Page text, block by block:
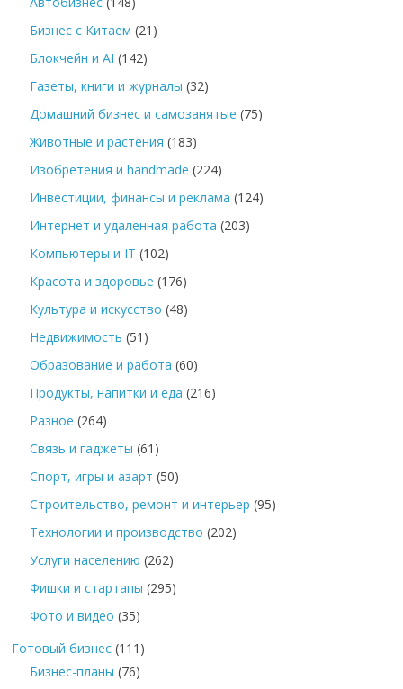
Бизнес с Китаем (21)
Блокчейн и AI (142)
Газеты, книги и журналы (32)
Домашний бизнес и самозанятые (75)
Животные и растения (183)
Изобретения и handmade (224)
Инвестиции, финансы и реклама (124)
Интернет и удаленная работа (203)
Компьютеры и IT (102)
Красота и здоровье (176)
Культура и искусство (48)
Недвижимость (51)
Образование и работа (60)
Продукты, напитки и еда (216)
Разное (264)
Связь и гаджеты (61)
Спорт, игры и азарт (50)
Строительство, ремонт и интерьер (95)
Технологии и производство (202)
Услуги населению (262)
Фишки и стартапы (295)
Фото и видео (35)
Готовый бизнес (111)
Бизнес-планы (76)